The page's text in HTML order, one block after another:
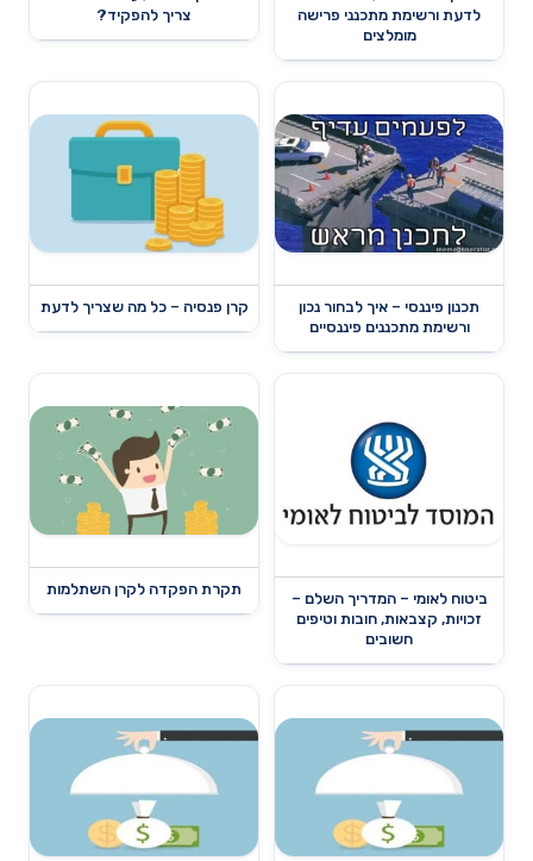
לדעת ורשימת מתכנני פרישה
מומלצים
צריך להפקיד?
תכנון פיננסי – איך לבחור נכון
ורשימת מתכננים פיננסיים
קרן פנסיה – כל מה שצריך לדעת
ביטוח לאומי – המדריך השלם –
זכויות, קצבאות, חובות וטיפים
חשובים
תקרת הפקדה לקרן השתלמות